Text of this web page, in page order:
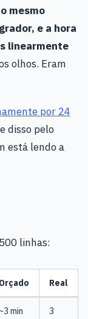
mesmo
e a hora
linearmente
olhos. Eram
por 24
disso pelo
está lendo a
linhas:
Orçado Real
~3 min
3